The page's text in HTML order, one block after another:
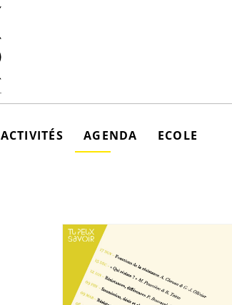
ACTIVITÉS AGENDA ECOLE